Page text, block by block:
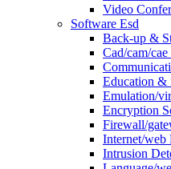
Video
Software Esd
Back-up &
Cad/cam/cae
Education &
Emulation/
Encryption
Firewall/
Internet/web
Intrusion